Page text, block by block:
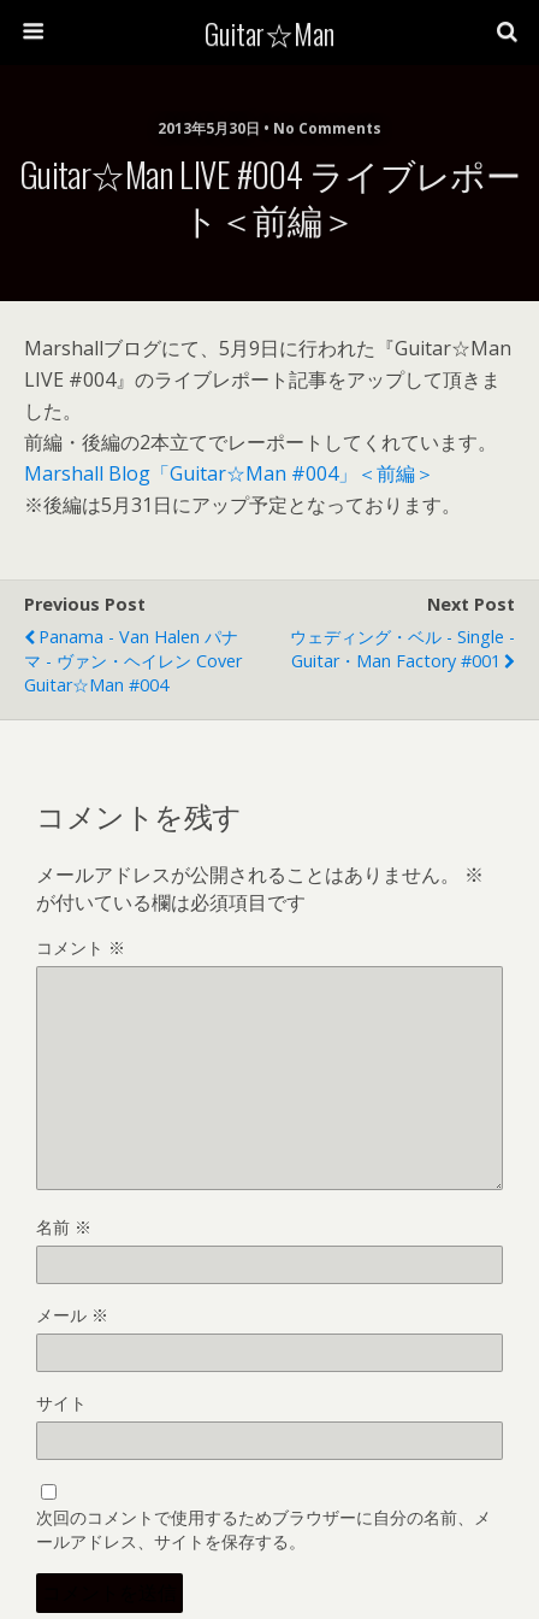
Guitar☆Man
2013年5月30日 • No Comments
Guitar☆Man LIVE #004 ライブレポー
ト＜前編＞
Marshallブログにて、5月9日に行われた『Guitar☆Man
LIVE #004』のライブレポート記事をアップして頂きま
した。
前編・後編の2本立てでレーポートしてくれています。
Marshall Blog「Guitar☆Man #004」＜前編＞
※後編は5月31日にアップ予定となっております。
Previous Post
Panama - Van Halen パナ
マ - ヴァン・ヘイレン Cover
Guitar☆Man #004
Next Post
ウェディング・ベル - Single -
Guitar・Man Factory #001
コメントを残す
メールアドレスが公開されることはありません。
※
が付いている欄は必須項目です
コメント ※
名前 ※
メール ※
サイト
次回のコメントで使用するためブラウザーに自分の名前、メ
ールアドレス、サイトを保存する。